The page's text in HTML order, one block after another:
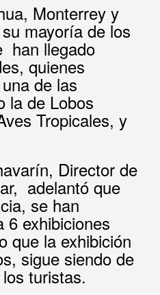
Monterrey y
mayoría de los
han llegado
quienes
de las
la de Lobos
Tropicales, y
Director de
adelantó que
se han
6 exhibiciones
que la exhibición
sigue siendo de
turistas.